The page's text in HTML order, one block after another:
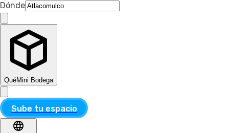
Dónde
QuéMini Bodega
Sube tu espacio